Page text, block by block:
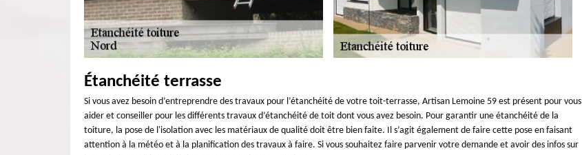
Étanchéité terrasse
Si vous avez besoin d’entreprendre des travaux pour l’étanchéité de votre toit-terrasse, Artisan Lemoine 59 est présent pour vous
aider et conseiller pour les différents travaux d’étanchéité de toit dont vous avez besoin. Pour garantir une étanchéité de la
toiture, la pose de l'isolation avec les matériaux de qualité doit être bien faite. Il s’agit également de faire cette pose en faisant
attention à la météo et à la planification des travaux à faire. Si vous souhaitez faire parvenir votre demande et avoir des infos sur